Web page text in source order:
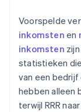
Voorspelde
inkomsten en
inkomsten
statistieken
van een bedrijf
hebben alleen
terwijl RRR